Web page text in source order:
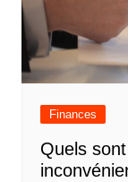
Finances
Quels